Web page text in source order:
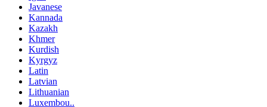
Javanese
Kannada
Kazakh
Khmer
Kurdish
Kyrgyz
Latin
Latvian
Lithuanian
Luxembou..